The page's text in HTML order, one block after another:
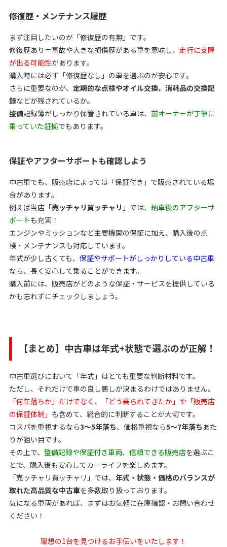
修復歴・メンテナンス履歴
まず注目したいのが「修復歴の有無」です。
修復歴あり＝事故や大きな損傷歴がある車を意味し、 走行に支障
が出る可能性があります。
購入時には必ず「修復歴なし」の車を選ぶのが安心です。
さらに重要なのが、 定期的な点検やオイル交換、消耗品の交換記
録などが残されているか。
整備記録簿がしっかり保管されている車は、 前オーナーが丁寧に
乗っていた証拠でもあります。
保証やアフターサポートも確認しよう
中古車でも、販売店によっては「保証付き」で販売されている場
合があります。
例えば当店「売ッチャリ買ッチャリ 」では、 納車後のアフターサ
ポートも充実！
エンジンやミッションなど主要機関の保証に加え、購入後の点
検・メンテナンスも対応しています。
年式が少し古くても、 保証やサポートがしっかりしている中古車
なら、長く安心して乗ることができます。
購入前には、販売店がどのような保証・サービスを提供している
かも忘れずにチェックしましょう。
【まとめ】中古車は年式+状態で選ぶのが正解！
中古車選びにおいて「年式」はとても重要な判断材料です。
ただし、それだけで車の良し悪しが決まるわけではありません。
「何年落ちか」だけでなく、「どう乗られてきたか」や「販売店
の保証体制」 も含めて、総合的に判断することが大切です。
コスパを重視するなら3〜5年落ち、価格重視なら5〜7年落ち あた
りが狙い目です。
その上で、 整備記録や保証付き車両、信頼できる販売店を選ぶこ
とで、購入後も安心してカーライフを楽しめます。
「売ッチャリ買ッチャリ」では、 年式・状態・価格のバランスが
取れた高品質な中古車を多数取り扱っております。
気になる車両があれば、まずはお気軽に在庫確認・お問い合わせ
ください！
理想の1台を見つけるお手伝いをいたします！